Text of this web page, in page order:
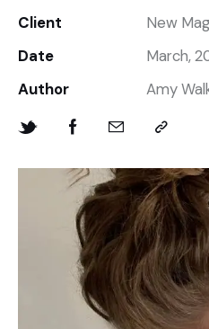
Client
New
Date
March,
Author
Amy